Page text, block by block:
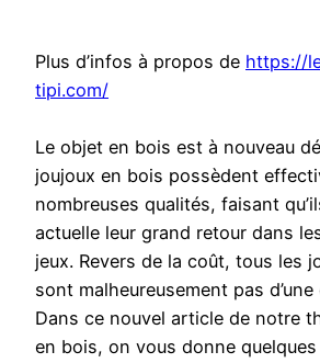
Plus d’infos à propos de https://
tipi.com/
Le objet en bois est à nouveau
joujoux en bois possèdent
nombreuses qualités, faisant
actuelle leur grand retour dans
jeux. Revers de la coût, tous les
sont malheureusement pas
Dans ce nouvel article de notre
en bois, on vous donne quelques